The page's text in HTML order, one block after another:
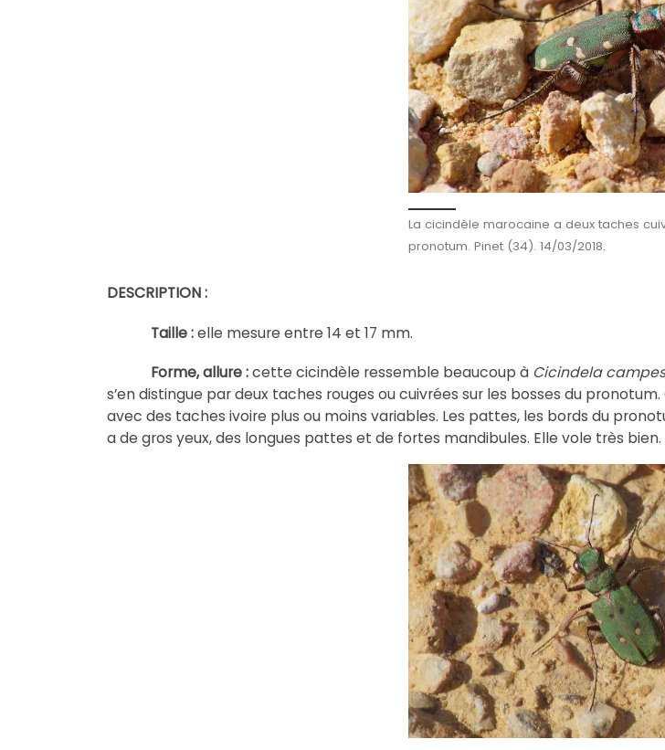
La cicindèle marocaine a deux taches
pronotum. Pinet (34). 14/03/2018.
DESCRIPTION :
Taille :elle mesure entre 14 et 17 mm.
Forme, allure :cette cicindèle ressemble beaucoup à Cicindela
s’en distingue par deux taches rouges ou cuivrées sur les bosses du
avec des taches ivoire plus ou moins variables. Les pattes, les bords du
a de gros yeux, des longues pattes et de fortes mandibules. Elle vole très bien.